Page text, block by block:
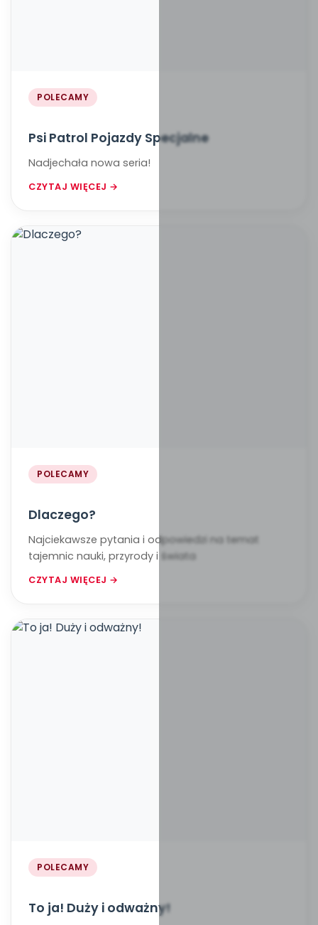
POLECAMY
Psi Patrol Pojazdy Specjalne
Nadjechała nowa seria!
CZYTAJ WIĘCEJ →
POLECAMY
Dlaczego?
Najciekawsze pytania i odpowiedzi na temat
tajemnic nauki, przyrody i świata
CZYTAJ WIĘCEJ →
POLECAMY
To ja! Duży i odważny!